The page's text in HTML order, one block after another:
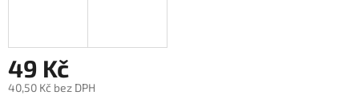
49 Kč
40,50 Kč bez DPH